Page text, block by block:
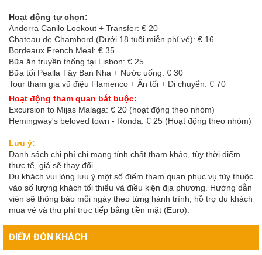
Hoạt động tự chọn:
Andorra Canilo Lookout + Transfer: € 20
Chateau de Chambord (Dưới 18 tuổi miễn phí vé): € 16
Bordeaux French Meal: € 35
Bữa ăn truyền thống tại Lisbon: € 25
Bữa tối Pealla Tây Ban Nha + Nước uống: € 30
Tour tham gia vũ điệu Flamenco + Ăn tối + Di chuyển: € 70
Hoạt động tham quan bắt buộc:
Excursion to Mijas Malaga: € 20 (hoạt động theo nhóm)
Hemingway's beloved town - Ronda: € 25 (Hoạt động theo nhóm)
Lưu ý:
Danh sách chi phí chỉ mang tính chất tham khảo, tùy thời điểm
thực tế, giá sẽ thay đổi.
Du khách vui lòng lưu ý một số điểm tham quan phục vụ tùy thuộc
vào số lượng khách tối thiểu và điều kiện địa phương. Hướng dẫn
viên sẽ thông báo mỗi ngày theo từng hành trình, hỗ trợ du khách
mua vé và thu phí trực tiếp bằng tiền mặt (Euro).
ĐIỂM ĐÓN KHÁCH